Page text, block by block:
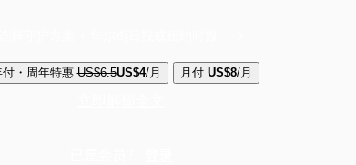
付・周年特惠 US$6.5US$4/月 月付 US$8/月